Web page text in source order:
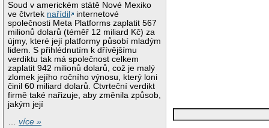
Soud v americkém státě Nové Mexiko
ve čtvrtek nařídil
internetové
společnosti Meta Platforms zaplatit 567
milionů dolarů (téměř 12 miliard Kč) za
újmy, které její platformy působí mladým
lidem. S přihlédnutím k dřívějšímu
verdiktu tak má společnost celkem
zaplatit 942 milionů dolarů, což je malý
zlomek jejího ročního výnosu, který loni
činil 60 miliard dolarů. Čtvrteční verdikt
firmě také nařizuje, aby změnila způsob,
jakým její
…více »